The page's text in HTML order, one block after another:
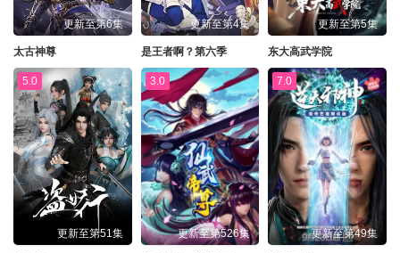
更新至第6集
太古神尊
更新至第4集
是王者啊？第六季
更新至第5集
东大高武学院
5.0
更新至第51集
3.0
更新至第526集
7.0
更新至第49集